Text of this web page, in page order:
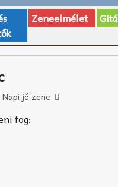
Zeneelmélet
Napi jó zene
fog: